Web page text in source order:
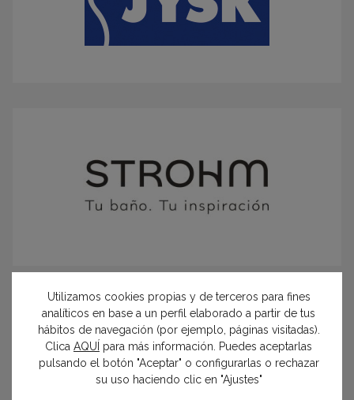
Utilizamos cookies propias y de terceros para fines
analíticos en base a un perfil elaborado a partir de tus
hábitos de navegación (por ejemplo, páginas visitadas).
Clica AQUÍ para más información. Puedes aceptarlas
pulsando el botón "Aceptar" o configurarlas o rechazar
su uso haciendo clic en "Ajustes"